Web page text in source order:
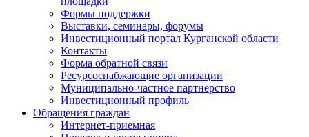
Формы поддержки
Выставки, семинары, форумы
Инвестиционный портал Курганской области
Контакты
Форма обратной связи
Ресурсоснабжающие организации
Муниципально-частное партнерство
Инвестиционный профиль
Обращения граждан
Интернет-приемная